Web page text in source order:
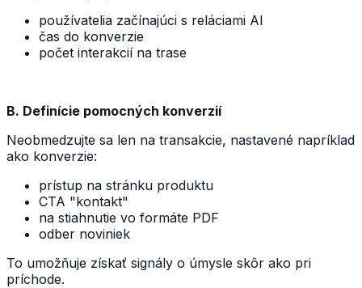
používatelia začínajúci s reláciami AI
čas do konverzie
počet interakcií na trase
B. Definície pomocných konverzií
Neobmedzujte sa len na transakcie, nastavené napríklad
ako konverzie:
prístup na stránku produktu
CTA "kontakt"
na stiahnutie vo formáte PDF
odber noviniek
To umožňuje získať signály o úmysle skôr ako pri
príchode.